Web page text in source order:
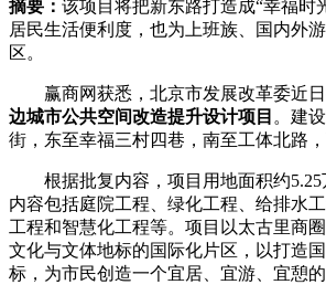
摘要： 该项目将把新东路打造成“幸福时
居民生活便利度，也为上班族、国内外
区。
赢商网获悉，北京市发展改革委近
边城市公共空间改造提升设计项目 。建
街，东至幸福三村四巷，南至工体北路
根据批复内容，项目用地面积约
内容包括庭院工程、绿化工程、给排水
工程和智慧化工程等。项目以太古里商
文化与文体地标的国际化片区，以打造
标，为市民创造一个宜居、宜游、宜憩的